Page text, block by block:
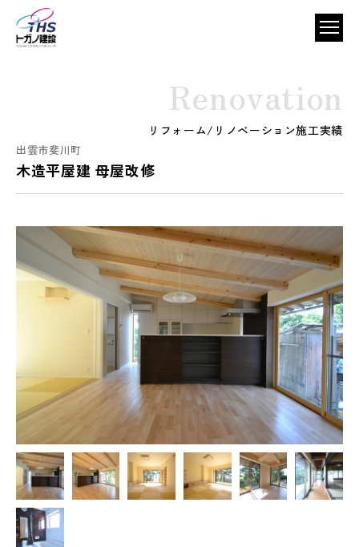
Renovation
リフォーム/リノベーション施工実績
出雲市斐川町
木造平屋建 母屋改修